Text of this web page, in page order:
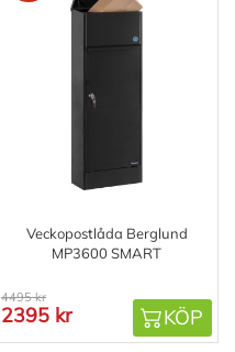
Veckopostlåda Berglund
MP3600 SMART
4495 kr
2395 kr KÖP